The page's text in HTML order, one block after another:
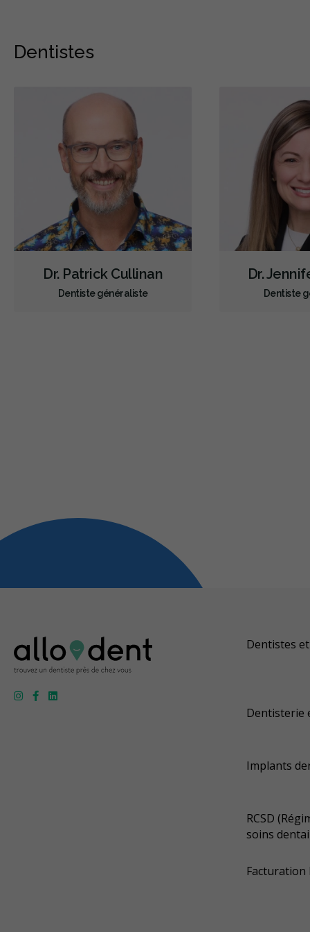
Dentistes
Dr. Patrick Cullinan
Dentiste généraliste
Dr.
Dentiste
Dentistes
Dentisterie
Implants
RCSD
soins
Facturation